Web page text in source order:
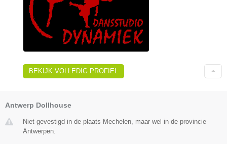
BEKIJK VOLLEDIG PROFIEL
Antwerp Dollhouse
Niet gevestigd in de plaats Mechelen, maar wel in de provincie
Antwerpen.